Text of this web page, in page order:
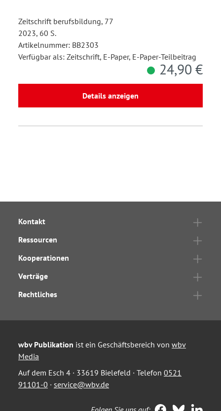
Zeitschrift berufsbildung, 77
2023, 60 S.
Artikelnummer: BB2303
Verfügbar als: Zeitschrift, E-Paper, E-Paper-Teilbeitrag
24,90 €
Details anzeigen
Kontakt
Ressourcen
Kooperationen
Verträge
Rechtliches
wbv Publikation ist ein Geschäftsbereich von wbv
Media
Auf dem Esch 4 · 33619 Bielefeld · Telefon 0521
91101-0 · service@wbv.de